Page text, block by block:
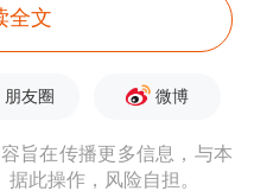
涨， 英伟达涨超
七个交易日上
全文
朋友圈 微博
旨在传播更多信息，与本
此操作，风险自担。